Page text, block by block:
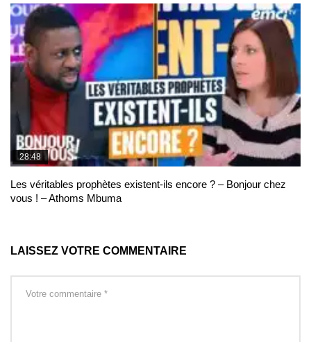
28:48
Les véritables prophètes existent-ils encore ? – Bonjour chez
vous ! – Athoms Mbuma
LAISSEZ VOTRE COMMENTAIRE